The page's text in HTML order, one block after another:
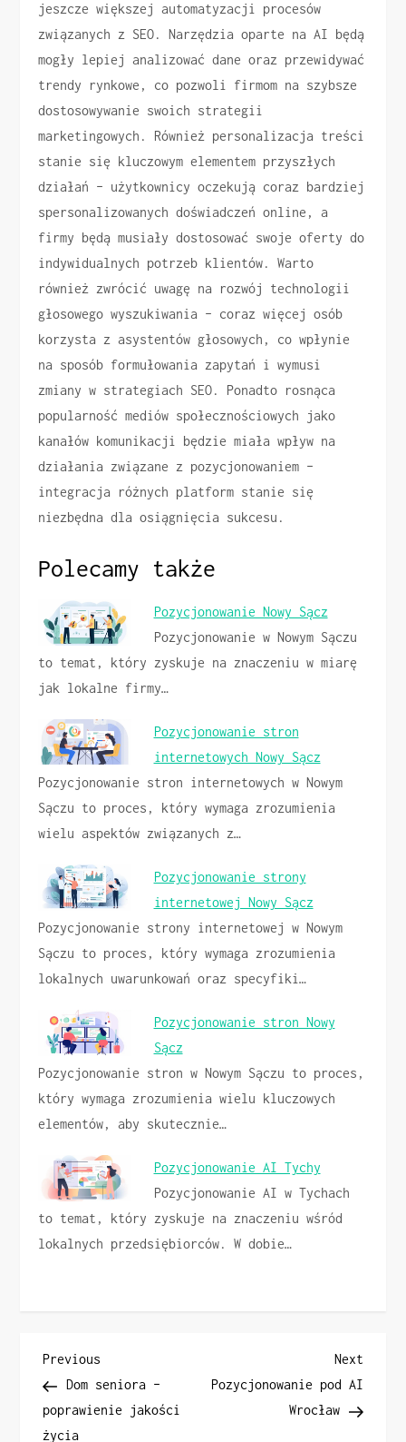
jeszcze większej automatyzacji procesów
związanych z SEO. Narzędzia oparte na AI będą
mogły lepiej analizować dane oraz przewidywać
trendy rynkowe, co pozwoli firmom na szybsze
dostosowywanie swoich strategii
marketingowych. Również personalizacja treści
stanie się kluczowym elementem przyszłych
działań – użytkownicy oczekują coraz bardziej
spersonalizowanych doświadczeń online, a
firmy będą musiały dostosować swoje oferty do
indywidualnych potrzeb klientów. Warto
również zwrócić uwagę na rozwój technologii
głosowego wyszukiwania – coraz więcej osób
korzysta z asystentów głosowych, co wpłynie
na sposób formułowania zapytań i wymusi
zmiany w strategiach SEO. Ponadto rosnąca
popularność mediów społecznościowych jako
kanałów komunikacji będzie miała wpływ na
działania związane z pozycjonowaniem –
integracja różnych platform stanie się
niezbędna dla osiągnięcia sukcesu.
Polecamy także
Pozycjonowanie Nowy Sącz
Pozycjonowanie w Nowym Sączu
to temat, który zyskuje na znaczeniu w miarę
jak lokalne firmy…
Pozycjonowanie stron
internetowych Nowy Sącz
Pozycjonowanie stron internetowych w Nowym
Sączu to proces, który wymaga zrozumienia
wielu aspektów związanych z…
Pozycjonowanie strony
internetowej Nowy Sącz
Pozycjonowanie strony internetowej w Nowym
Sączu to proces, który wymaga zrozumienia
lokalnych uwarunkowań oraz specyfiki…
Pozycjonowanie stron Nowy
Sącz
Pozycjonowanie stron w Nowym Sączu to proces,
który wymaga zrozumienia wielu kluczowych
elementów, aby skutecznie…
Pozycjonowanie AI Tychy
Pozycjonowanie AI w Tychach
to temat, który zyskuje na znaczeniu wśród
lokalnych przedsiębiorców. W dobie…
N
a
Previous
Post
Previous
Dom seniora –
poprawienie jakości
życia
Next
Post
Next
Pozycjonowanie pod AI
Wrocław